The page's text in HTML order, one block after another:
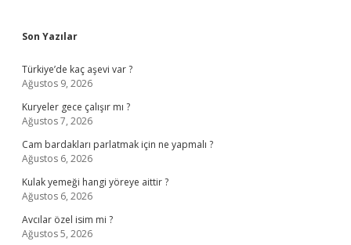
Sidebar
Son Yazılar
Türkiye’de kaç aşevi var ?
Ağustos 9, 2026
Kuryeler gece çalışır mı ?
Ağustos 7, 2026
Cam bardakları parlatmak için ne yapmalı ?
Ağustos 6, 2026
Kulak yemeği hangi yöreye aittir ?
Ağustos 6, 2026
Avcılar özel isim mi ?
Ağustos 5, 2026